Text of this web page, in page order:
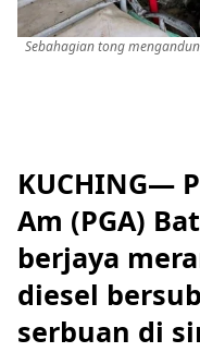
Sebahagian tong
KUCHING—
Am (PGA)
berjaya
diesel
serbuan di